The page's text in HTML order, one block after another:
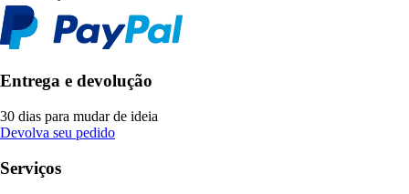
Entrega e devolução
30 dias para mudar de ideia
Devolva seu pedido
Serviços